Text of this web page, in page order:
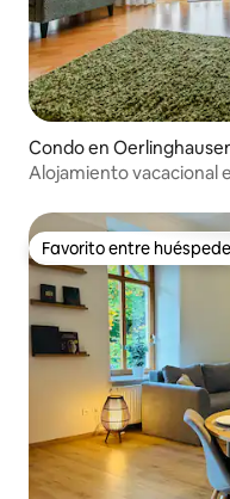
Condo en
Alojamiento vacacional
Favorito entre
Favorito entre